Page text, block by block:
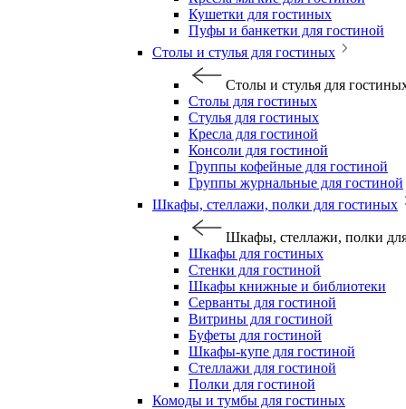
Кушетки для гостиных
Пуфы и банкетки для гостиной
Столы и стулья для гостиных
Столы и стулья для
Столы для гостиных
Стулья для гостиных
Кресла для гостиной
Консоли для гостиной
Группы кофейные для гостиной
Группы журнальные для гостиной
Шкафы, стеллажи, полки для гостиных
Шкафы, стеллажи, полки
Шкафы для гостиных
Стенки для гостиной
Шкафы книжные и библиотеки
Серванты для гостиной
Витрины для гостиной
Буфеты для гостиной
Шкафы-купе для гостиной
Стеллажи для гостиной
Полки для гостиной
Комоды и тумбы для гостиных